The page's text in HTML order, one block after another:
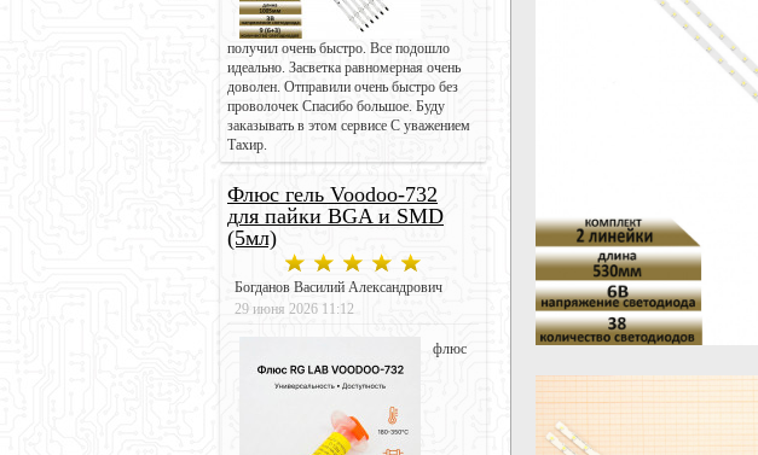
получил очень быстро. Все подошло
идеально. Засветка равномерная очень
доволен. Отправили очень быстро без
проволочек Спасибо большое. Буду
заказывать в этом сервисе С уважением
Тахир.
Флюс гель Voodoo-732
для пайки BGA и SMD
(5мл)
Богданов Василий Александрович
29 июня 2026 11:12
флюс